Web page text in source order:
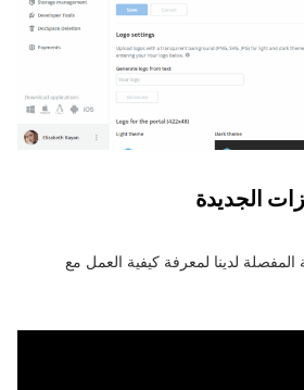
الجديدة
المفصلة لدينا لمعرفة كيفية العمل مع